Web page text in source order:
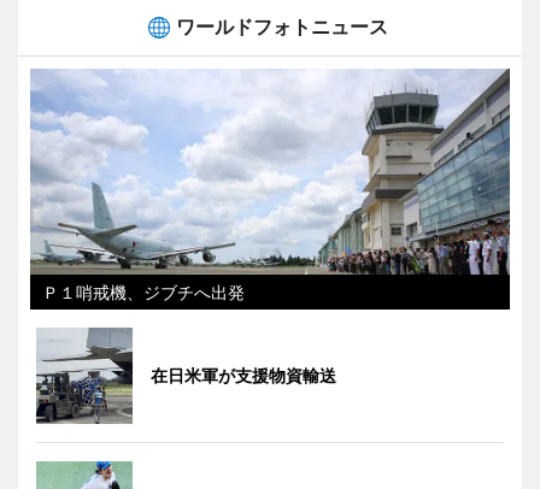
ワールドフォトニュース
Ｐ１哨戒機、ジブチへ出発
在日米軍が支援物資輸送